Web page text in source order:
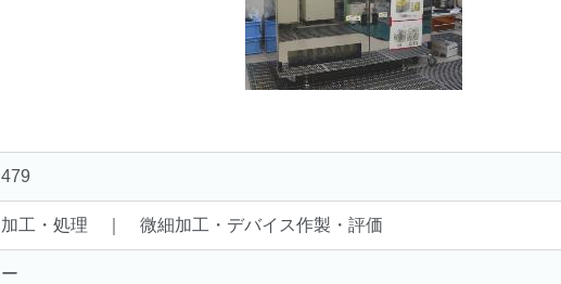
479
加工・処理 ｜ 微細加工・デバイス作製・評価
ー